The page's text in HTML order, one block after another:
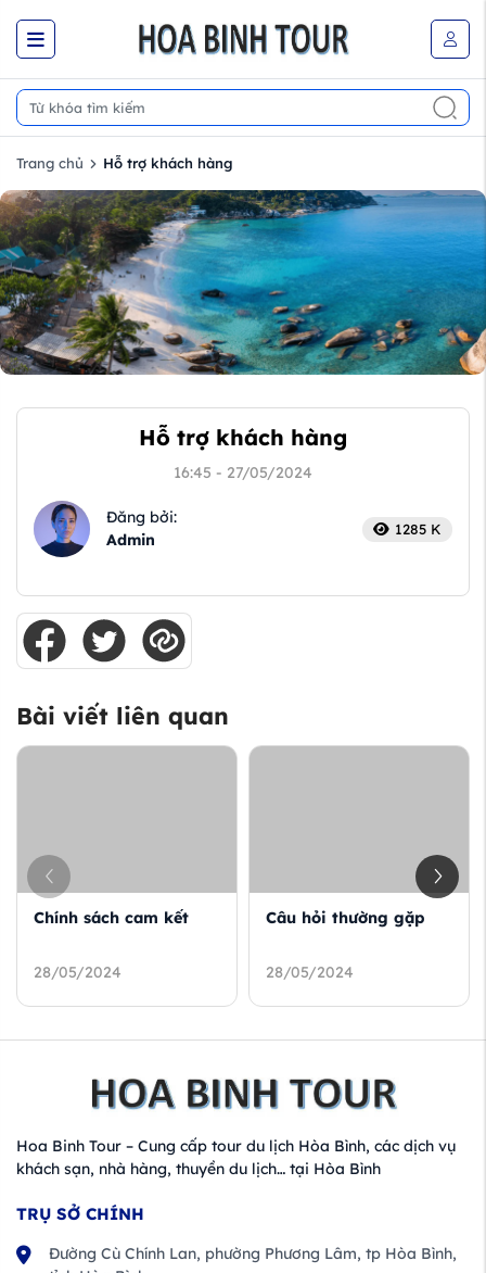
Trang chủ Hỗ trợ khách hàng
Hỗ trợ khách hàng
16:45 - 27/05/2024
Đăng bởi:
Admin
1285 K
Bài viết liên quan
Chính sách cam kết
28/05/2024
Câu hỏi thường gặp
28/05/2024
Hoa Binh Tour – Cung cấp tour du lịch Hòa Bình, các dịch vụ
khách sạn, nhà hàng, thuyền du lịch… tại Hòa Bình
TRỤ SỞ CHÍNH
Đường Cù Chính Lan, phường Phương Lâm, tp Hòa Bình,